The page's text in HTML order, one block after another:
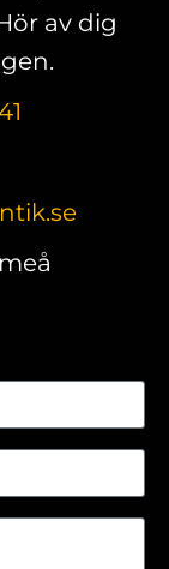
av dig